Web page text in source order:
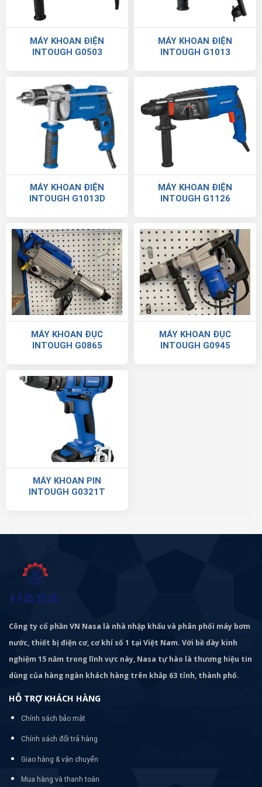
MÁY KHOAN ĐIỆN
INTOUGH G0503
MÁY KHOAN ĐIỆN
INTOUGH G1013
MÁY KHOAN ĐIỆN
INTOUGH G1013D
MÁY KHOAN ĐIỆN
INTOUGH G1126
MÁY KHOAN ĐỤC
INTOUGH G0865
MÁY KHOAN ĐỤC
INTOUGH G0945
MÁY KHOAN PIN
INTOUGH G0321T
Công ty cổ phần VN Nasa là nhà nhập khẩu và phân phối máy bơm
nước, thiết bị điện cơ, cơ khí số 1 tại Việt Nam. Với bề dày kinh
nghiệm 15 năm trong lĩnh vực này, Nasa tự hào là thương hiệu tin
dùng của hàng ngàn khách hàng trên khắp 63 tỉnh, thành phố.
HỖ TRỢ KHÁCH HÀNG
Chính sách bảo mật
Chính sách đổi trả hàng
Giao hàng & vận chuyển
Mua hàng và thanh toán